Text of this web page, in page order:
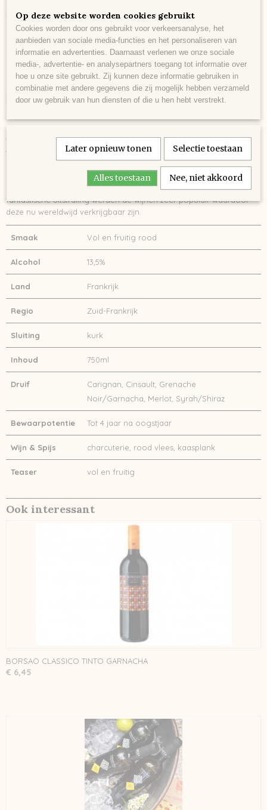
afdronk.
De geschiedenis van Domaines Paul Mas begint ruim een eeuw
geleden, toen Auguste Mas 9 hectare wijngaard bewerkte in de
Midi. In 1934 kocht zijn zoon Raymond Mas het Domaine de
Montredon aan en in de jaren daarna werd het domein door diens
zoons Paul en Maxime uitgebreid tot ruim 120 hectare.
Tegenwoordig wordt het domein bestuurd door de zoon van Paul:
De kracht van deze wijnen is gericht op het behouden van de
typiciteit van de druivenrassen en hiermee een wijn produceren
waarin fruit en concentratie een belangrijke rol spelen dat perfect
De wijnen van Cote Mas waren bedoeld als huiswijn in hun eigen
restaurant Côté Mas in Pézenas maar vanwege de kwaliteit en de
fantastische uitstraling werden de wijnen zeer populair waardoor
deze nu wereldwijd verkrijgbaar zijn.
Smaak Vol en fruitig rood
Alcohol 13,5%
Land Frankrijk
Regio Zuid-Frankrijk
Sluiting kurk
Inhoud 750ml
Druif
Carignan, Cinsault, Grenache
Noir/Garnacha, Merlot, Syrah/Shiraz
Bewaarpotentie Tot 4 jaar na oogstjaar
Wijn & Spijs charcuterie, rood vlees, kaasplank
Teaser vol en fruitig
Ook interessant
BORSAO CLASSICO TINTO GARNACHA
€ 6,45
Op deze website worden cookies gebruikt
Cookies worden door ons gebruikt voor verkeersanalyse, het
aanbieden van sociale media-functies en het personaliseren van
informatie en advertenties. Daarnaast verlenen we onze sociale
media-, advertentie- en analysepartners toegang tot informatie over
hoe u onze site gebruikt. Zij kunnen deze informatie gebruiken in
combinatie met andere gegevens die zij mogelijk hebben verzameld
door uw gebruik van hun diensten of die u hen hebt verstrekt.
Later opnieuw tonen Selectie toestaan
Alles toestaan Nee, niet akkoord